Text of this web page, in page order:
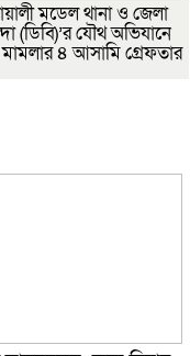
মডেল থানা ও জেলা
(ডিবি)’র যৌথ অভিযানে
মামলার ৪ আসামি গ্রেফতার